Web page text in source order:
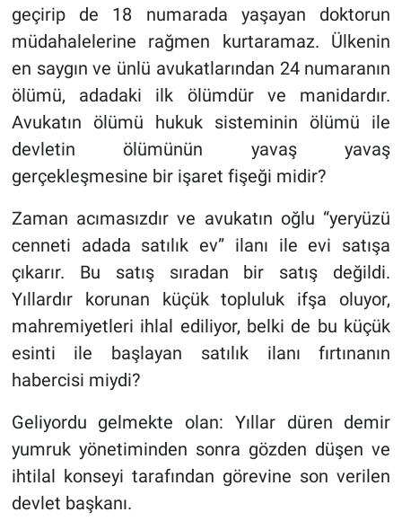
geçirip de 18 numarada yaşayan doktorun
müdahalelerine rağmen kurtaramaz. Ülkenin
en saygın ve ünlü avukatlarından 24 numaranın
ölümü, adadaki ilk ölümdür ve manidardır.
Avukatın ölümü hukuk sisteminin ölümü ile
devletin ölümünün yavaş yavaş
gerçekleşmesine bir işaret fişeği midir?
Zaman acımasızdır ve avukatın oğlu “yeryüzü
cenneti adada satılık ev” ilanı ile evi satışa
çıkarır. Bu satış sıradan bir satış değildi.
Yıllardır korunan küçük topluluk ifşa oluyor,
mahremiyetleri ihlal ediliyor, belki de bu küçük
esinti ile başlayan satılık ilanı fırtınanın
habercisi miydi?
Geliyordu gelmekte olan: Yıllar düren demir
yumruk yönetiminden sonra gözden düşen ve
ihtilal konseyi tarafından görevine son verilen
devlet başkanı.